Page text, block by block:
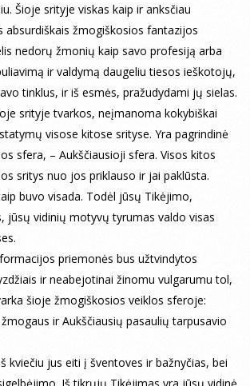
Šioje srityje viskas kaip ir anksčiau
absurdiškais žmogiškosios fantazijos
nedorų žmonių kaip savo profesiją arba
ir valdymą daugeliu tiesos ieškotojų,
tinklus, ir iš esmės, pražudydami jų sielas.
srityje tvarkos, neįmanoma kokybiškai
visose kitose srityse. Yra pagrindinė
sfera, – Aukščiausioji sfera. Visos kitos
sritys nuo jos priklauso ir jai paklūsta.
buvo visada. Todėl jūsų Tikėjimo,
jūsų vidinių motyvų tyrumas valdo visas
priemonės bus užtvindytos
ir neabejotinai žinomu vulgarumu tol,
šioje žmogiškosios veiklos sferoje:
ir Aukščiausių pasaulių tarpusavio
kviečiu jus eiti į šventoves ir bažnyčias, bei